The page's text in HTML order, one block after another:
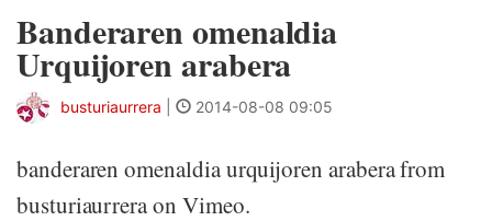
Banderaren omenaldia
Urquijoren arabera
busturiaurrera 2014-08-08 09:05
banderaren omenaldia urquijoren arabera from
busturiaurrera on Vimeo.